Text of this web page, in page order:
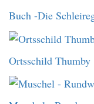
Buch -Die
Ortsschild Thumby